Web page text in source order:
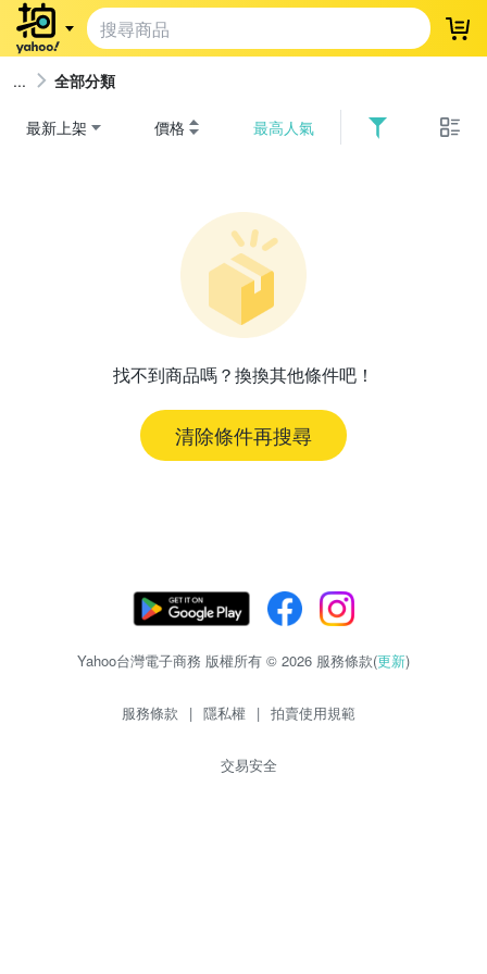
登
全部分類
最新上架 價格 最高人氣
找不到商品嗎？換換其他條件吧！
清除條件再搜尋
Yahoo台灣電子商務 版權所有 © 2026 服務條款(更新)
服務條款 | 隱私權 | 拍賣使用規範
交易安全